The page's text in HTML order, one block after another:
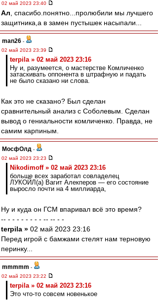
02 май 2023 23:40
Ал , спасибо.понятно...пролюбили мы лучшего
защитника,а в замен пустышек насыпали...
man26 -
02 май 2023 23:39
terpila » 02 май 2023 23:16
Ну и, разумеется, о мастерстве Комличенко
затаскивать оппонента в штрафную и падать
не было сказано ни слова.
Как это не сказано? Был сделан
сравнительный анализ с Соболевым. Сделан
вывод о гениальности комличенко. Правда, не
самим карпиным.
МосфОлд -
02 май 2023 23:23
Nikodimoff » 02 май 2023 23:16
больше всех заработал совладелец
ЛУКОЙЛ(а) Вагит Алекперов — его состояние
выросло почти на 4 миллиарда,
Ну и куда он ГСМ впаривал всё это время?
-- - - - - - - - - -- -- - -
terpila » 02 май 2023 23:16
Перед игрой с бамжами стелят нам терновую
перинку...
mmmmm -
02 май 2023 23:22
terpila » 02 май 2023 23:16
Это что-то совсем новенькое